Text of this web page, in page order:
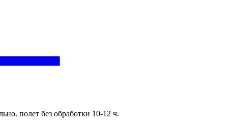
полет без обработки 10-12 ч.